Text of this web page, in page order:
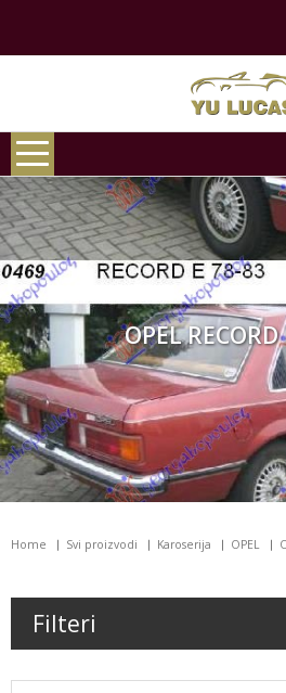
OPEL
Home Svi proizvodi Karoserija OPEL
Filteri